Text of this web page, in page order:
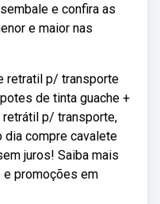
e confira as
e maior nas
retratil p/ transporte
de tinta guache +
retrátil p/ transporte,
compre cavalete
juros! Saiba mais
promoções em